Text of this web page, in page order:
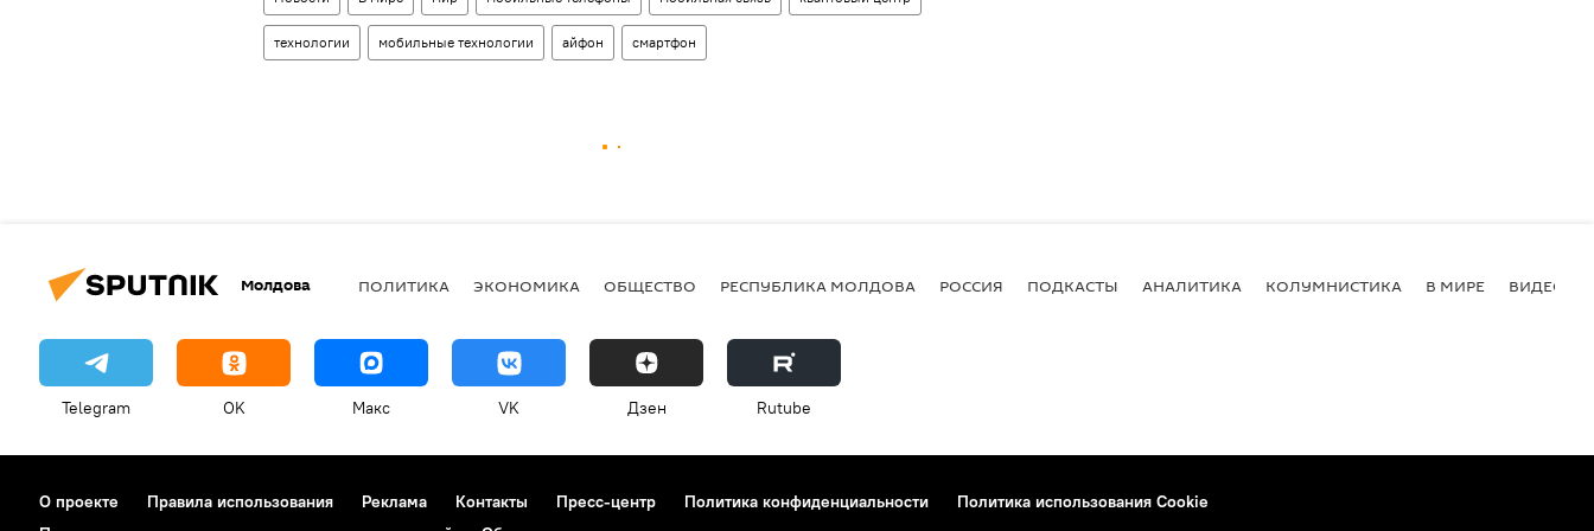
технологии мобильные технологии айфон смартфон
Молдова ПОЛИТИКА ЭКОНОМИКА ОБЩЕСТВО РЕСПУБЛИКА МОЛДОВА РОССИЯ ПОДКАСТЫ АНАЛИТИКА КОЛУМНИСТИКА В МИРЕ ВИДЕО
Telegram OK Макс VK Дзен Rutube
О проекте Правила использования Реклама Контакты Пресс-центр Политика конфиденциальности
Политика использования Cookie